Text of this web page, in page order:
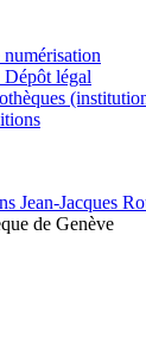
Dépôt légal